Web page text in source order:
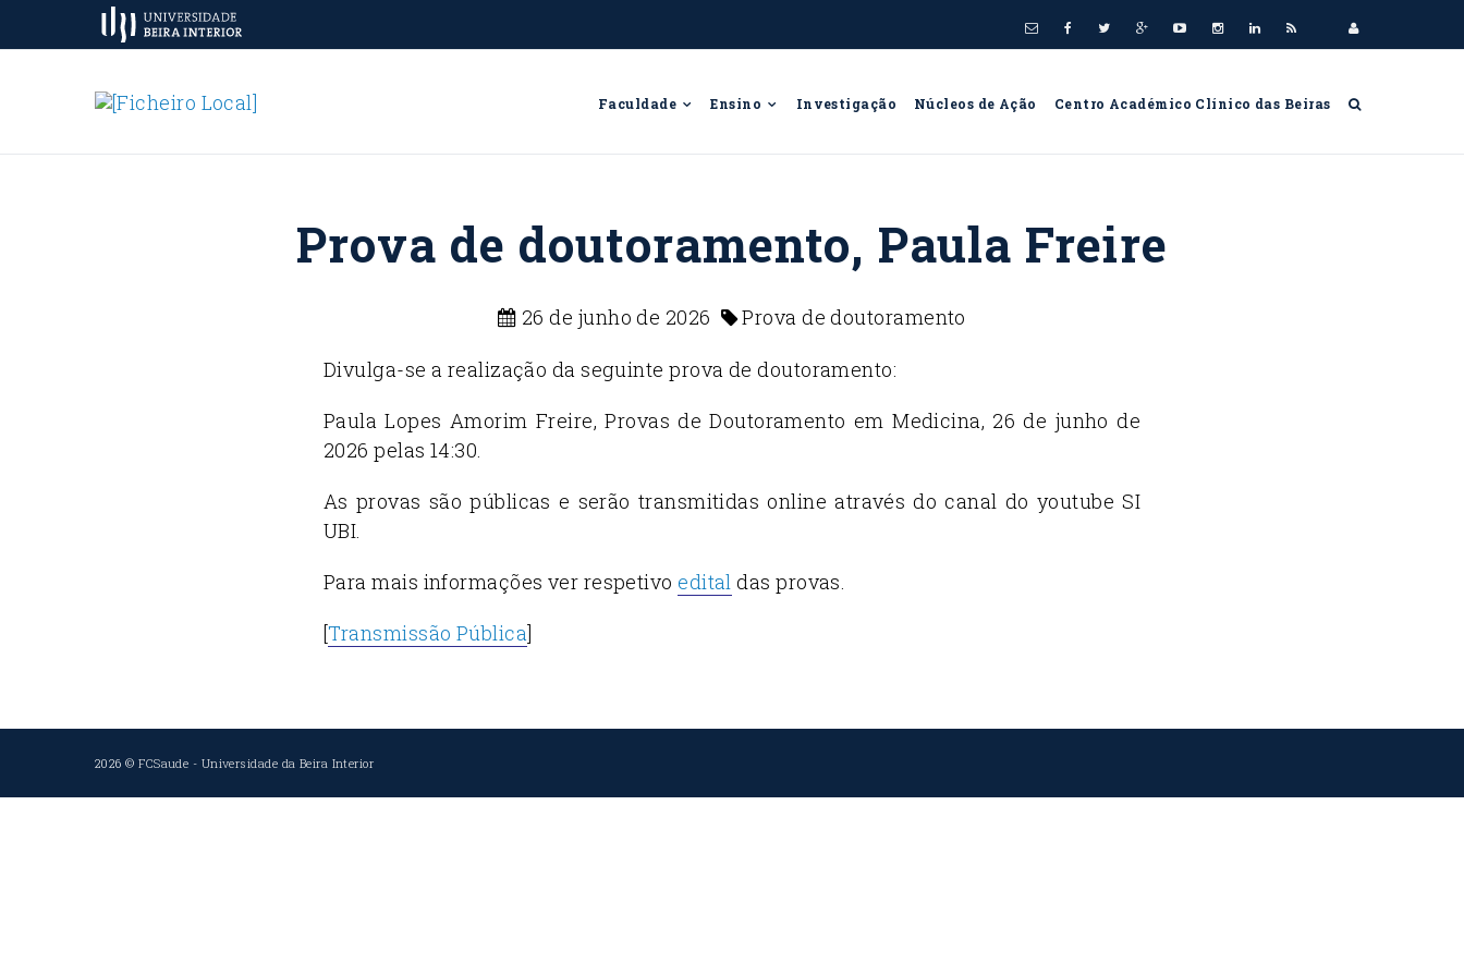
Faculdade Ensino Investigação Núcleos de Ação Centro Académico Clínico das Beiras
Prova de doutoramento, Paula Freire
26 de junho de 2026
Prova de doutoramento
Divulga-se a realização da seguinte prova de doutoramento:
Paula Lopes Amorim Freire, Provas de Doutoramento em Medicina, 26 de junho de
2026 pelas 14:30.
As provas são públicas e serão transmitidas online através do canal do youtube SI
UBI.
Para mais informações ver respetivoedital das provas.
[Transmissão Pública]
2026 ©FCSaude - Universidade da Beira Interior